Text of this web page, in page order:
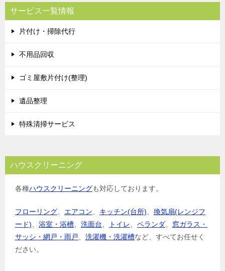
ビ
ゲ
ー
シ
サービス一覧情報
片付け・掃除代行
不用品回収
ゴミ屋敷片付け(整理)
遺品整理
特殊清掃サービス
ハウスクリーニング
各種ハウスクリーニングも対応しております。
フローリング、 エアコン、 キッチン(台所)、 換気扇(レンジフ
ード)、 浴室・浴槽、 洗面台、 トイレ、 ベランダ、 窓ガラス・
サッシ・網戸・雨戸、 洗濯機・洗濯槽など、すべてお任せく
ださい。